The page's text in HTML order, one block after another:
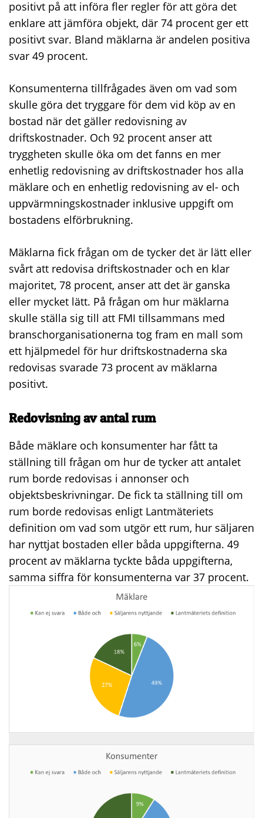
positivt på att införa fler regler för att göra det
enklare att jämföra objekt, där 74 procent ger ett
positivt svar. Bland mäklarna är andelen positiva
svar 49 procent.
Konsumenterna tillfrågades även om vad som
skulle göra det tryggare för dem vid köp av en
bostad när det gäller redovisning av
driftskostnader. Och 92 procent anser att
tryggheten skulle öka om det fanns en mer
enhetlig redovisning av driftskostnader hos alla
mäklare och en enhetlig redovisning av el- och
uppvärmningskostnader inklusive uppgift om
bostadens elförbrukning.
Mäklarna fick frågan om de tycker det är lätt eller
svårt att redovisa driftskostnader och en klar
majoritet, 78 procent, anser att det är ganska
eller mycket lätt. På frågan om hur mäklarna
skulle ställa sig till att FMI tillsammans med
branschorganisationerna tog fram en mall som
ett hjälpmedel för hur driftskostnaderna ska
redovisas svarade 73 procent av mäklarna
positivt.
Redovisning av antal rum
Både mäklare och konsumenter har fått ta
ställning till frågan om hur de tycker att antalet
rum borde redovisas i annonser och
objektsbeskrivningar. De fick ta ställning till om
rum borde redovisas enligt Lantmäteriets
definition om vad som utgör ett rum, hur säljaren
har nyttjat bostaden eller båda uppgifterna. 49
procent av mäklarna tyckte båda uppgifterna,
samma siffra för konsumenterna var 37 procent.